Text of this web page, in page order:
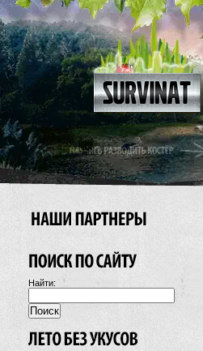
Найти: